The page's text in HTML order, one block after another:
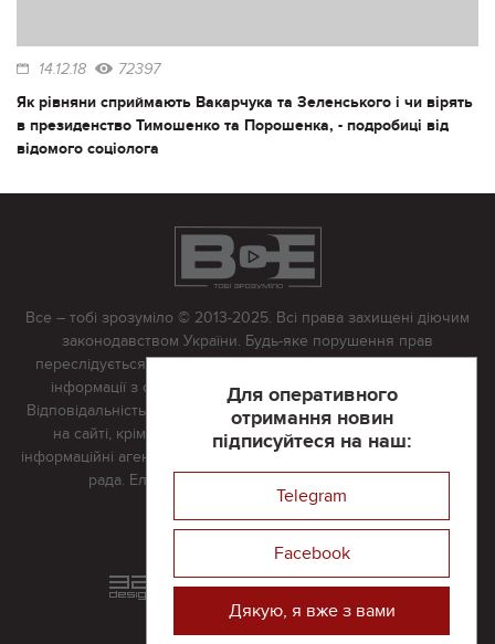
14.12.18 72397
Як рівняни сприймають Вакарчука та Зеленського і чи вірять
в президенство Тимошенко та Порошенка, - подробиці від
відомого соціолога
Для оперативного
отримання новин
підписуйтеся на наш:
Telegram
Facebook
Дякую, я вже з вами
Все – тобі зрозуміло © 2013-2025. Всі права захищені діючим
законодавством України. Будь-яке порушення прав
переслідується в судовому порядку. Будь-яке відтворення
інформації з сайту тільки з письмово дозволу редакції.
Відповідальність за достовірність усіх матеріалів, розміщених
на сайті, крім матеріалів, які містять посилання на інші
інформаційні агентства або інтернет-видання, несе редакційна
рада. Електронна пошта:
Реклама на сайті
Розроблений та підтримується